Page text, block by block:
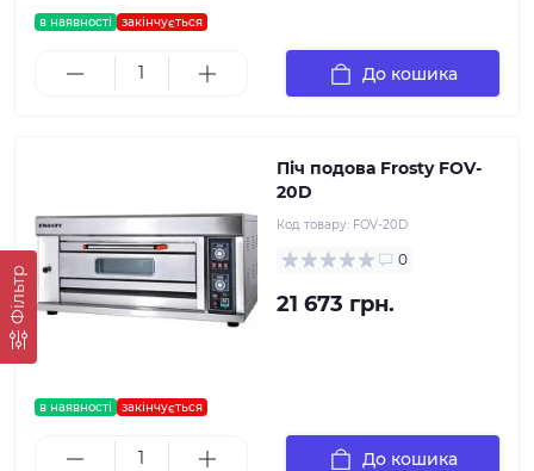
Фільтр
в наявності закінчується
До кошика
в наявності закінчується
Піч подова Frosty FOV-
20D
Код товару: FOV-20D
0
21 673 грн.
До кошика